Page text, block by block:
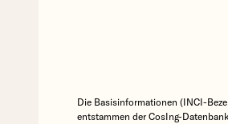
Die Basisinformationen (INCI-
entstammen der CosIng-